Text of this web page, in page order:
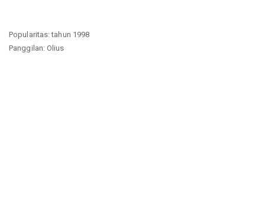
Popularitas: tahun 1998
Panggilan: Olius